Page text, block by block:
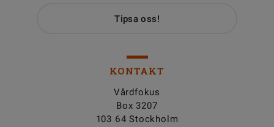
Tipsa oss!
KONTAKT
Vårdfokus
Box 3207
103 64 Stockholm